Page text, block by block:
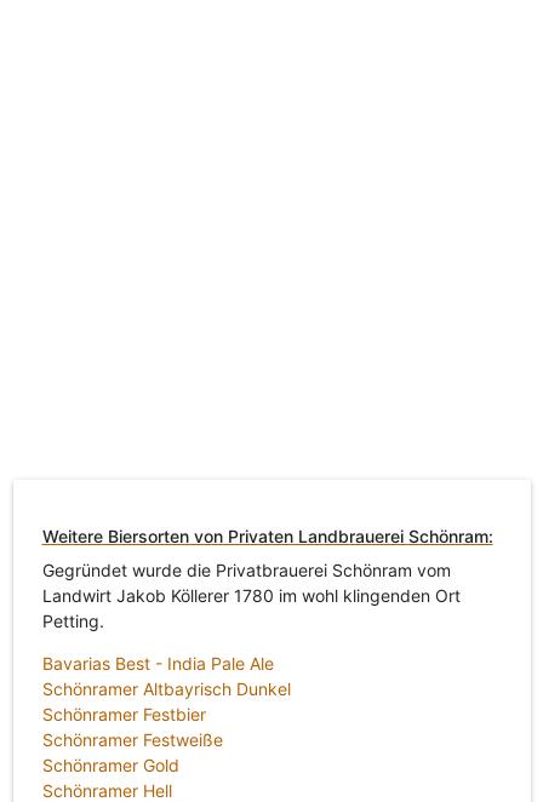
Weitere Biersorten von Privaten Landbrauerei Schönram:
Gegründet wurde die Privatbrauerei Schönram vom
Landwirt Jakob Köllerer 1780 im wohl klingenden Ort
Petting.
Bavarias Best - India Pale Ale
Schönramer Altbayrisch Dunkel
Schönramer Festbier
Schönramer Festweiße
Schönramer Gold
Schönramer Hell